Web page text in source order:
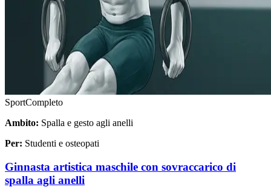
SportCompleto
Ambito: Spalla e gesto agli anelli
Per: Studenti e osteopati
Ginnasta artistica maschile con sovraccarico di
spalla agli anelli